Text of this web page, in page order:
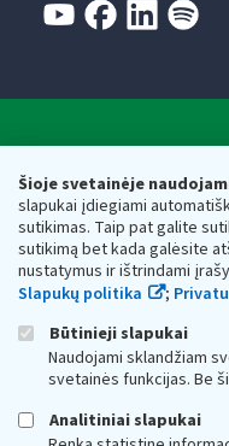
Šioje svetainėje
slapukai įdiegiami
sutikimas. Taip pat galite
sutikimą bet kada galėsite
nustatymus ir ištrindami
Slapukų politika
;
Būtinieji slapukai
Naudojami sklandžiam
svetainės funkcijas. Be
Analitiniai slapukai
Respublikos
Biudžetinė įstaiga. Juridinio
adresas: Vasario 16-osios
vmi@vmi.lt, E. pristatymo
Duomenys apie Valstybinę
Respublikos finansų